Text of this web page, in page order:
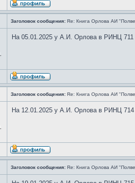
Заголовок сообщения: Re: Книга Орлова АИ
На 05.01.2025 у А.И. Орлова в РИНЦ 711
Заголовок сообщения: Re: Книга Орлова АИ
На 12.01.2025 у А.И. Орлова в РИНЦ 714
Заголовок сообщения: Re: Книга Орлова АИ